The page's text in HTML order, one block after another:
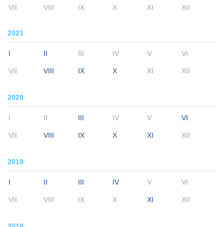
VII
VIII IX X XI XII
2021
I II III IV V VI
VII VIII IX X XI XII
2020
I II III IV V VI
VII VIII IX X XI XII
2019
I II III IV V VI
VII VIII IX X XI XII